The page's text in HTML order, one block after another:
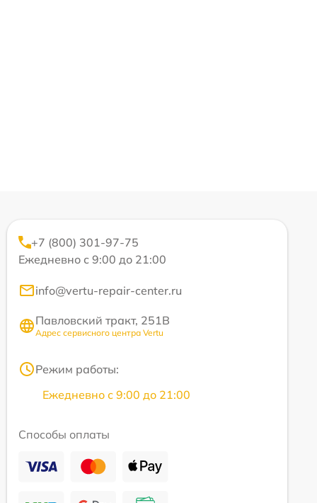
+7 (800) 301-97-75
Ежедневно с 9:00 до 21:00
info@vertu-repair-center.ru
Павловский тракт, 251В
Адрес сервисного центра Vertu
Режим работы:
Ежедневно с 9:00 до 21:00
Способы оплаты